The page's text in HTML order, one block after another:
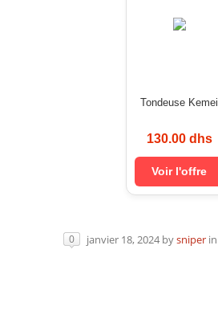
Tondeuse Kemei
130.00 dhs
Voir l'offre
0 janvier 18, 2024 bysniper in